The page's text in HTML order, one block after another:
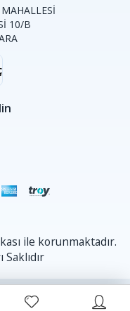
10/B
ile korunmaktadır.